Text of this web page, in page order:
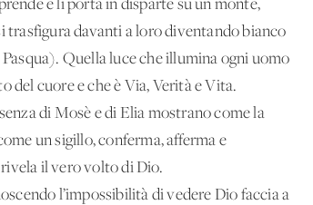
e li porta in disparte su un monte,
trasfigura davanti a loro diventando bianco
Quella luce che illumina ogni uomo
del cuore e che è Via, Verità e Vita.
di Mosè e di Elia mostrano come la
un sigillo, conferma, afferma e
il vero volto di Dio.
l’impossibilità di vedere Dio faccia a